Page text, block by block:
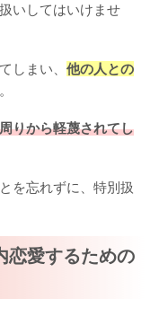
いしてはいけませ
しまい、 他の人との
周りから軽蔑されてし
を忘れずに、特別扱
恋愛するための